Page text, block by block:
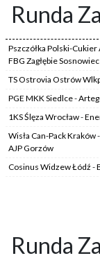
Runda
Pszczółka Polski-Cukier
FBG Zagłębie Sosnowiec
TS Ostrovia Ostrów
PGE MKK Siedlce-
1KS Ślęza Wrocław-
Wisła Can-Pack Kraków-
AJP Gorzów
Cosinus Widzew Łódź -
Runda